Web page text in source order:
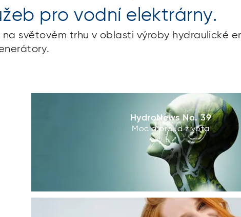
pro vodní elektrárny.
světovém trhu v oblasti výroby hydraulické
HydroNews No. 39
Moc a proud života